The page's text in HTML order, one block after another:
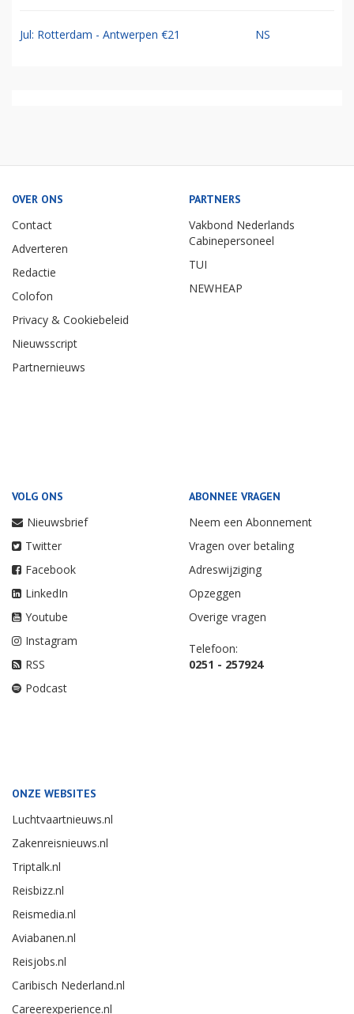
Jul: Rotterdam - Antwerpen €21 NS
OVER ONS
Contact
Adverteren
Redactie
Colofon
Privacy & Cookiebeleid
Nieuwsscript
Partnernieuws
PARTNERS
Vakbond Nederlands
Cabinepersoneel
TUI
NEWHEAP
VOLG ONS
Nieuwsbrief
Twitter
Facebook
LinkedIn
Youtube
Instagram
RSS
Podcast
ABONNEE VRAGEN
Neem een Abonnement
Vragen over betaling
Adreswijziging
Opzeggen
Overige vragen
Telefoon:
0251 - 257924
ONZE WEBSITES
Luchtvaartnieuws.nl
Zakenreisnieuws.nl
Triptalk.nl
Reisbizz.nl
Reismedia.nl
Aviabanen.nl
Reisjobs.nl
Caribisch Nederland.nl
Careerexperience.nl